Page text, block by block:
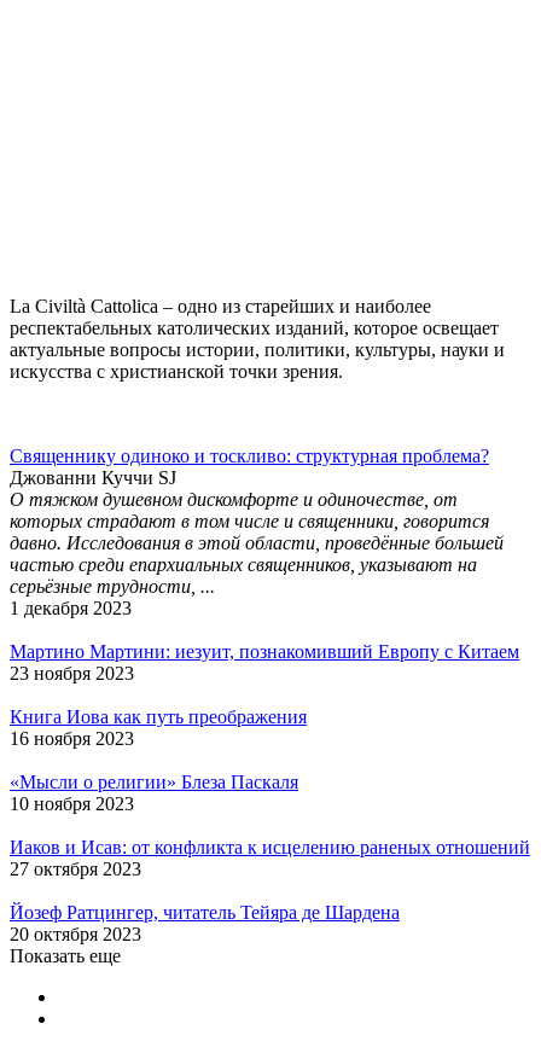
La Civiltà Cattolica – одно из старейших и наиболее
респектабельных католических изданий, которое освещает
актуальные вопросы истории, политики, культуры, науки и
искусства с христианской точки зрения.
Священнику одиноко и тоскливо: структурная проблема?
Джованни Куччи SJ
О тяжком душевном дискомфорте и одиночестве, от
которых страдают в том числе и священники, говорится
давно. Исследования в этой области, проведённые большей
частью среди епархиальных священников, указывают на
серьёзные трудности, ...
1 декабря 2023
Мартино Мартини: иезуит, познакомивший Европу с Китаем
23 ноября 2023
Книга Иова как путь преображения
16 ноября 2023
«Мысли о религии» Блеза Паскаля
10 ноября 2023
Иаков и Исав: от конфликта к исцелению раненых отношений
27 октября 2023
Йозеф Ратцингер, читатель Тейяра де Шардена
20 октября 2023
Показать еще